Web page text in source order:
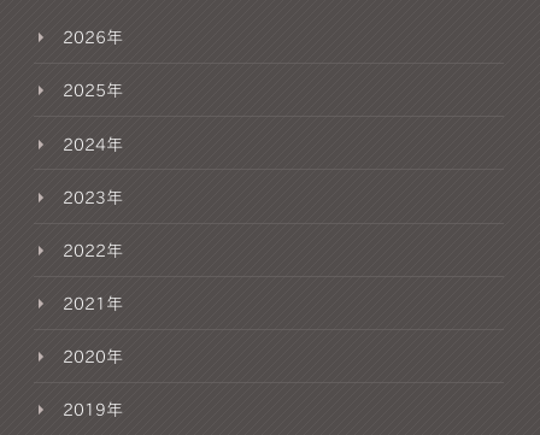
2026年
2025年
2024年
2023年
2022年
2021年
2020年
2019年